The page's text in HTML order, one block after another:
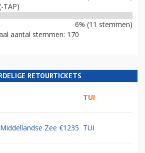
TAP)
6% (11 stemmen)
aantal stemmen: 170
RETOURTICKETS
TUI
Zee €1235 TUI